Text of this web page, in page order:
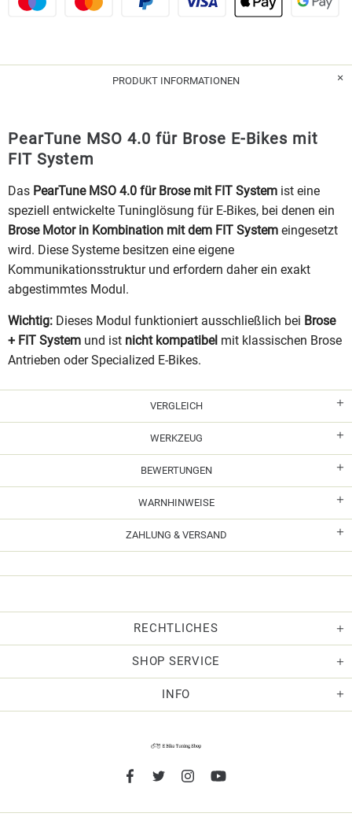
PRODUKT INFORMATIONEN
PearTune MSO 4.0 für Brose E-Bikes mit
FIT System
Das PearTune MSO 4.0 für Brose mit FIT System ist eine
speziell entwickelte Tuninglösung für E-Bikes, bei denen ein
Brose Motor in Kombination mit dem FIT System eingesetzt
wird. Diese Systeme besitzen eine eigene
Kommunikationsstruktur und erfordern daher ein exakt
abgestimmtes Modul.
Wichtig: Dieses Modul funktioniert ausschließlich bei Brose
+ FIT System und ist nicht kompatibel mit klassischen Brose
Antrieben oder Specialized E-Bikes.
VERGLEICH
WERKZEUG
BEWERTUNGEN
WARNHINWEISE
ZAHLUNG & VERSAND
RECHTLICHES
SHOP SERVICE
INFO